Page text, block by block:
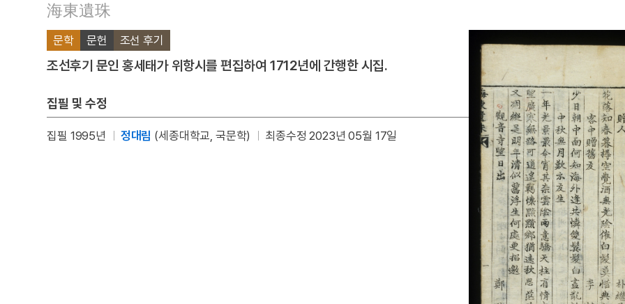
海東遺珠
문학 문헌 조선 후기
조선후기 문인 홍세태가 위항시를 편집하여 1712년에 간행한 시집.
집필 및 수정
집필 1995년 정대림 (세종대학교, 국문학) 최종수정 2023년 05월 17일